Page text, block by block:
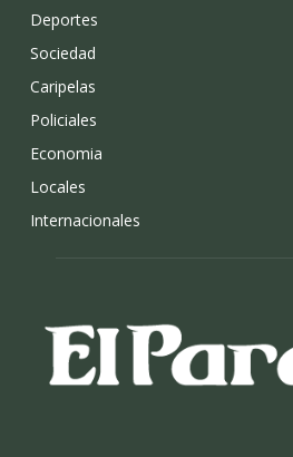
Deportes
Sociedad
Caripelas
Policiales
Economia
Locales
Internacionales